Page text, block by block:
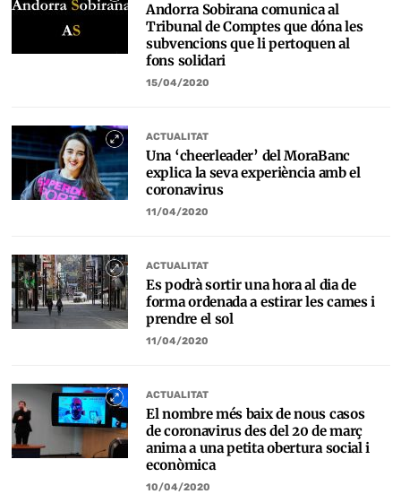
Andorra Sobirana comunica al
Tribunal de Comptes que dóna les
subvencions que li pertoquen al
fons solidari
15/04/2020
ACTUALITAT
Una ‘cheerleader’ del MoraBanc
explica la seva experiència amb el
coronavirus
11/04/2020
ACTUALITAT
Es podrà sortir una hora al dia de
forma ordenada a estirar les cames i
prendre el sol
11/04/2020
ACTUALITAT
El nombre més baix de nous casos
de coronavirus des del 20 de març
anima a una petita obertura social i
econòmica
10/04/2020